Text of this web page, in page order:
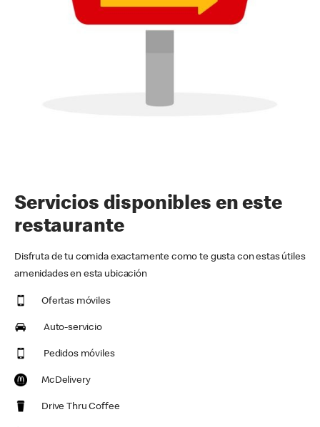
Servicios disponibles en este
restaurante
Disfruta de tu comida exactamente como te gusta con estas útiles
amenidades en esta ubicación
Ofertas móviles
Auto-servicio
Pedidos móviles
McDelivery
Drive Thru Coffee